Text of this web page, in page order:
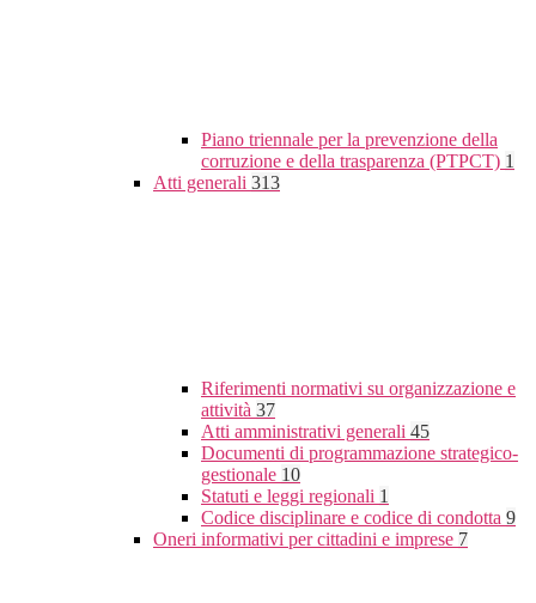
Piano triennale per la prevenzione della
corruzione e della trasparenza (PTPCT) 1
Atti generali 313
Riferimenti normativi su organizzazione e
attività 37
Atti amministrativi generali 45
Documenti di programmazione strategico-
gestionale 10
Statuti e leggi regionali 1
Codice disciplinare e codice di condotta 9
Oneri informativi per cittadini e imprese 7